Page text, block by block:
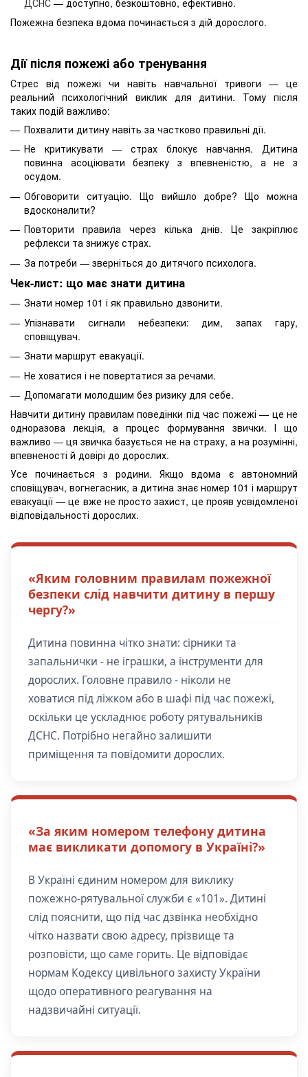
ДСНС — доступно, безкоштовно, ефективно.
Пожежна безпека вдома починається з дій дорослого.
Дії після пожежі або тренування
Стрес від пожежі чи навіть навчальної тривоги — це
реальний психологічний виклик для дитини. Тому після
таких подій важливо:
Похвалити дитину навіть за частково правильні дії.
Не критикувати — страх блокує навчання. Дитина
повинна асоціювати безпеку з впевненістю, а не з
осудом.
Обговорити ситуацію. Що вийшло добре? Що можна
вдосконалити?
Повторити правила через кілька днів. Це закріплює
рефлекси та знижує страх.
За потреби — зверніться до дитячого психолога.
Чек-лист: що має знати дитина
Знати номер 101 і як правильно дзвонити.
Упізнавати сигнали небезпеки: дим, запах гару,
сповіщувач.
Знати маршрут евакуації.
Не ховатися і не повертатися за речами.
Допомагати молодшим без ризику для себе.
Навчити дитину правилам поведінки під час пожежі — це не
одноразова лекція, а процес формування звички. І що
важливо — ця звичка базується не на страху, а на розумінні,
впевненості й довірі до дорослих.
Усе починається з родини. Якщо вдома є автономний
сповіщувач, вогнегасник, а дитина знає номер 101 і маршрут
евакуації — це вже не просто захист, це прояв усвідомленої
відповідальності дорослих.
«Яким головним правилам пожежної
безпеки слід навчити дитину в першу
чергу?»
Дитина повинна чітко знати: сірники та
запальнички - не іграшки, а інструменти для
дорослих. Головне правило - ніколи не
ховатися під ліжком або в шафі під час пожежі,
оскільки це ускладнює роботу рятувальників
ДСНС. Потрібно негайно залишити
приміщення та повідомити дорослих.
«За яким номером телефону дитина
має викликати допомогу в Україні?»
В Україні єдиним номером для виклику
пожежно-рятувальної служби є «101». Дитині
слід пояснити, що під час дзвінка необхідно
чітко назвати свою адресу, прізвище та
розповісти, що саме горить. Це відповідає
нормам Кодексу цивільного захисту України
щодо оперативного реагування на
надзвичайні ситуації.